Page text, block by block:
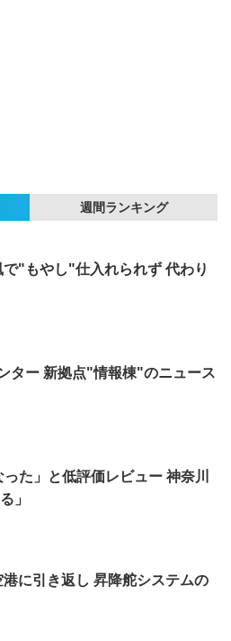
週間ランキング
"もやし"仕入れられず 代わり
ター 新拠点"情報棟"のニュース
た」と低評価レビュー 神奈川
」
に引き返し 昇降舵システムの